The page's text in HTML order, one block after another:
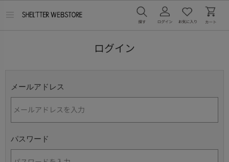
ログイン
メールアドレス
パスワード